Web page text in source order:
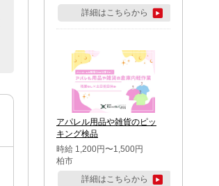
詳細はこちらから
アパレル用品や雑貨のピッ
キング検品
時給 1,200円〜1,500円
柏市
詳細はこちらから